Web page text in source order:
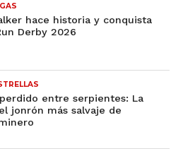
hace historia y conquista
Derby 2026
entre serpientes: La
jonrón más salvaje de